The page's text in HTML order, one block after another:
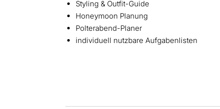
Styling & Outfit-Guide
Honeymoon Planung
Polterabend-Planer
individuell nutzbare Aufgabenlisten